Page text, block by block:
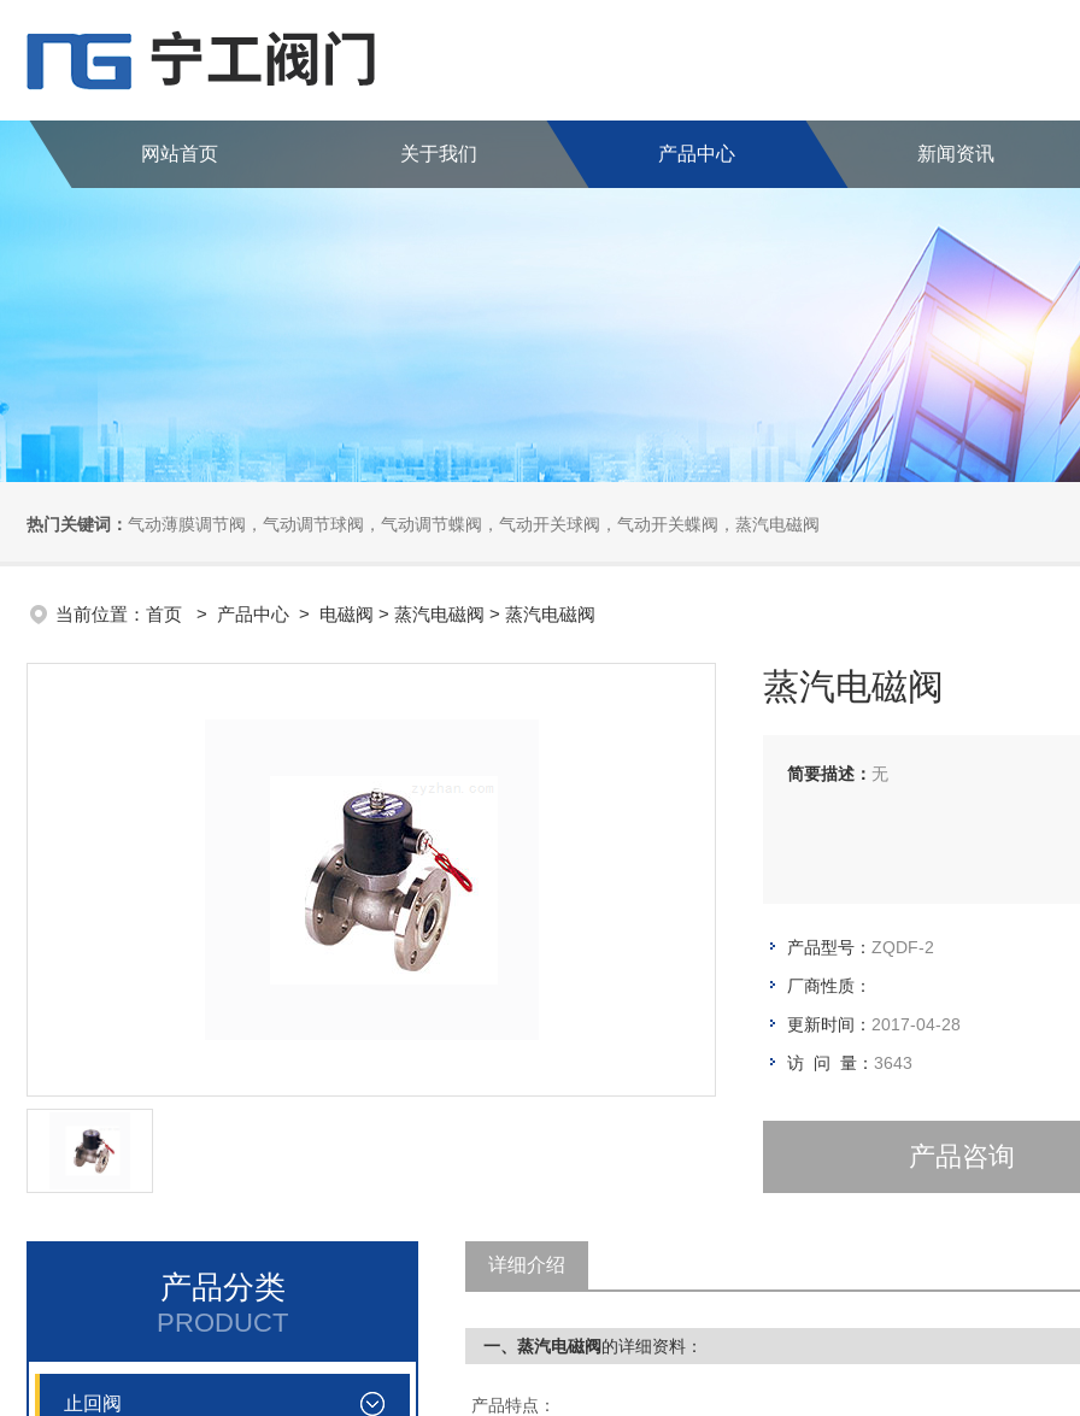
网站首页 关于我们 产品中心 新闻资讯
热门关键词： 气动薄膜调节阀，气动调节球阀，气动调节蝶阀，气动开关球阀，气动开关蝶阀，蒸汽电磁阀
当前位置： 首页 > 产品中心 > 电磁阀 > 蒸汽电磁阀 > 蒸汽电磁阀
蒸汽电磁阀
简要描述： 无
产品型号： ZQDF-2
厂商性质：
更新时间： 2017-04-28
访 问 量： 3643
产品咨询
产品分类
PRODUCT
止回阀
详细介绍
一、蒸汽电磁阀的详细资料：
产品特点：